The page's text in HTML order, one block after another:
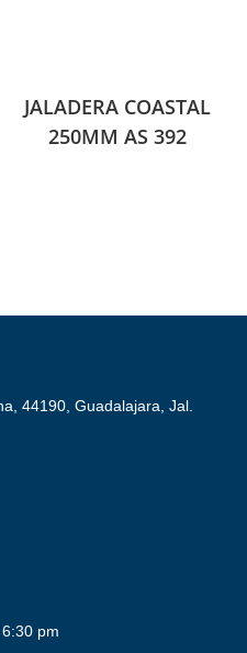
JALADERA COASTAL
250MM AS 392
44190, Guadalajara, Jal.
pm